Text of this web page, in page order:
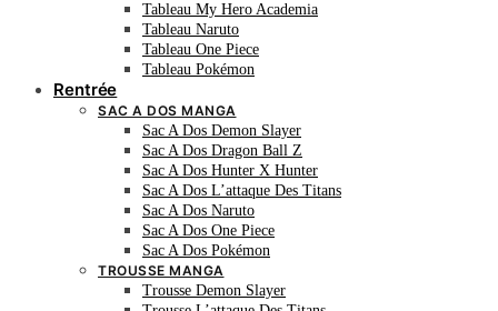
Tableau My Hero Academia
Tableau Naruto
Tableau One Piece
Tableau Pokémon
Rentrée
SAC A DOS MANGA
Sac A Dos Demon Slayer
Sac A Dos Dragon Ball Z
Sac A Dos Hunter X Hunter
Sac A Dos L’attaque Des Titans
Sac A Dos Naruto
Sac A Dos One Piece
Sac A Dos Pokémon
TROUSSE MANGA
Trousse Demon Slayer